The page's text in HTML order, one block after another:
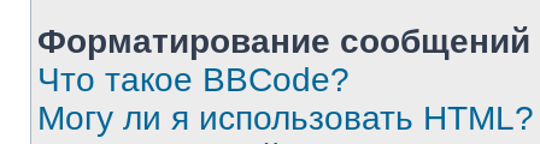
Форматирование
Что такое BBCode?
Могу ли я использовать HTML?